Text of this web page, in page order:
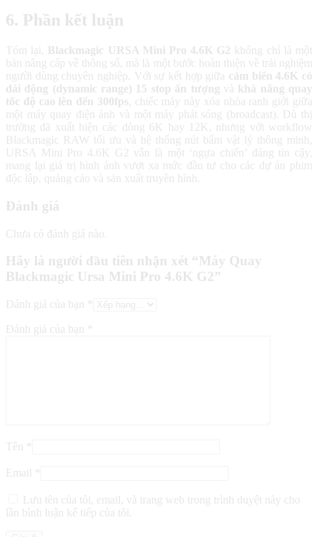
6. Phần kết luận
Tóm lại, Blackmagic URSA Mini Pro 4.6K G2 không chỉ là một
bản nâng cấp về thông số, mà là một bước hoàn thiện về trải nghiệm
người dùng chuyên nghiệp. Với sự kết hợp giữa cảm biến 4.6K có
dải động (dynamic range) 15 stop ấn tượng và khả năng quay
tốc độ cao lên đến 300fps , chiếc máy này xóa nhòa ranh giới giữa
một máy quay điện ảnh và một máy phát sóng (broadcast). Dù thị
trường đã xuất hiện các dòng 6K hay 12K, nhưng với workflow
Blackmagic RAW tối ưu và hệ thống nút bấm vật lý thông minh,
URSA Mini Pro 4.6K G2
vẫn là một ‘ngựa chiến’ đáng tin cậy,
mang lại giá trị hình ảnh vượt xa mức đầu tư cho các dự án phim
độc lập, quảng cáo và sản xuất truyền hình.
Đánh giá
Chưa có đánh giá nào.
Hãy là người đầu tiên nhận xét “Máy Quay
Blackmagic Ursa Mini Pro 4.6K G2”
Đánh giá của bạn
Đánh giá của bạn
Tên
Email
Lưu tên của tôi, email, và trang web trong trình duyệt này cho
lần bình luận kế tiếp của tôi.